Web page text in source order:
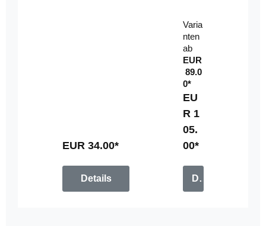
EUR 34.00*
Details
el
mi
t
Fe
rn
be
di
en
u
n
g
Varia
nten
ab
EUR
89.0
0*
EU
R 1
05.
00*
Details